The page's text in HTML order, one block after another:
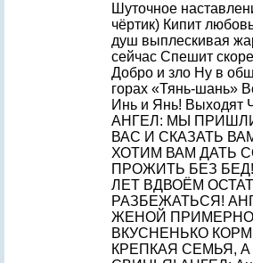
Шуточное
чёртик) Кипит
душ выплескивая
сейчас Спешит
Добро и зло Ну в
горах «Тянь-шань»
Инь и Янь! Выходят
АНГЕЛ: МЫ
ВАС И СКАЗАТЬ
ХОТИМ ВАМ ДАТЬ
ПРОЖИТЬ БЕЗ
ЛЕТ ВДВОЁМ
РАЗБЕЖАТЬСЯ!
ЖЕНОЙ
ВКУСНЕНЬКО
КРЕПКАЯ СЕМЬЯ,